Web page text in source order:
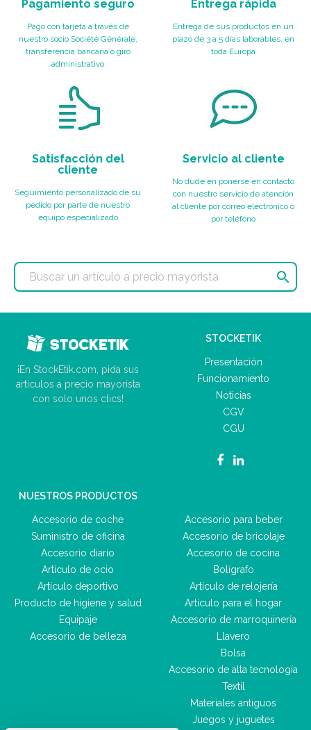
Pagamiento seguro
Pago con tarjeta a través de
nuestro socio Société Générale,
transferencia bancaria o giro
administrativo
Entrega rápida
Entrega de sus productos en un
plazo de 3 a 5 días laborables, en
toda Europa
Satisfacción del
cliente
Seguimiento personalizado de su
pedido por parte de nuestro
equipo especializado
Servicio al cliente
No dude en ponerse en contacto
con nuestro servicio de atención
al cliente por correo electrónico o
por teléfono

¡En StockEtik.com, pida sus
artículos a precio mayorista
con solo unos clics!
STOCKETIK
Presentación
Funcionamiento
Noticias
CGV
CGU
NUESTROS PRODUCTOS
Accesorio de coche
Suministro de oficina
Accesorio diario
Artículo de ocio
Artículo deportivo
Producto de higiene y salud
Equipaje
Accesorio de belleza
Accesorio para beber
Accesorio de bricolaje
Accesorio de cocina
Bolígrafo
Artículo de relojería
Artículo para el hogar
Accesorio de marroquinería
Llavero
Bolsa
Accesorio de alta tecnología
Textil
Materiales antiguos
Juegos y juguetes